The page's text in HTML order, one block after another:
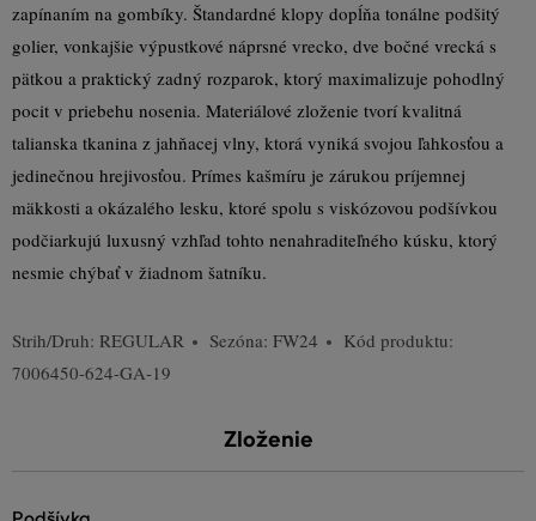
zapínaním na gombíky. Štandardné klopy dopĺňa tonálne podšitý
golier, vonkajšie výpustkové náprsné vrecko, dve bočné vrecká s
pätkou a praktický zadný rozparok, ktorý maximalizuje pohodlný
pocit v priebehu nosenia. Materiálové zloženie tvorí kvalitná
talianska tkanina z jahňacej vlny, ktorá vyniká svojou ľahkosťou a
jedinečnou hrejivosťou. Prímes kašmíru je zárukou príjemnej
mäkkosti a okázalého lesku, ktoré spolu s viskózovou podšívkou
podčiarkujú luxusný vzhľad tohto nenahraditeľného kúsku, ktorý
nesmie chýbať v žiadnom šatníku.
Strih/Druh: REGULAR Sezóna: FW24
Kód produktu:
7006450-624-GA-19
Zloženie